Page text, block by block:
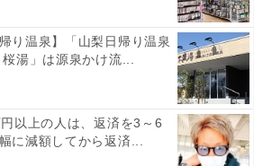
ので数日間のキャンプでも電池残
ます
ドライヤーも問題なく動くので車
り温泉】「山梨日帰り温泉
湯」は源泉かけ流...
以上の人は、返済を3～6
に減額してから返済...